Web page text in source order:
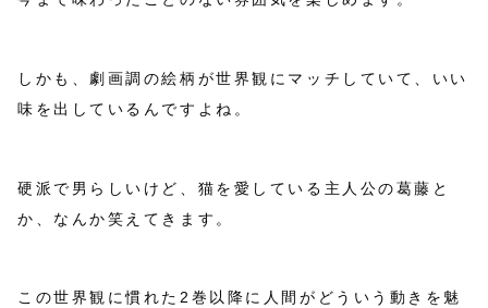
しかも、劇画調の絵柄が世界観にマッチしていて、いい
味を出しているんですよね。
硬派で男らしいけど、猫を愛している主人公の葛藤と
か、なんか笑えてきます。
この世界観に慣れた2巻以降に人間がどういう動きを魅